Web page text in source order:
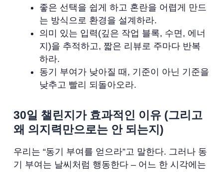
좋은 선택을 쉽게 하고 혼란을 어렵게 만드
는 방식으로 환경을 설계하라.
의미 있는 입력(깊은 작업 블록, 수면, 에너
지)을 추적하고, 짧은 리뷰로 주마다 반복
하라.
동기 부여가 낮아질 때, 기준이 아닌 기준을
낮추고 빨리 되돌아오라.
30일 챌린지가 효과적인 이유 (그리고
왜 의지력만으로는 안 되는지)
우리는 “동기 부여를 얻으라”고 말한다. 그러나 동
기 부여는 날씨처럼 행동한다 – 어느 한 시각에는